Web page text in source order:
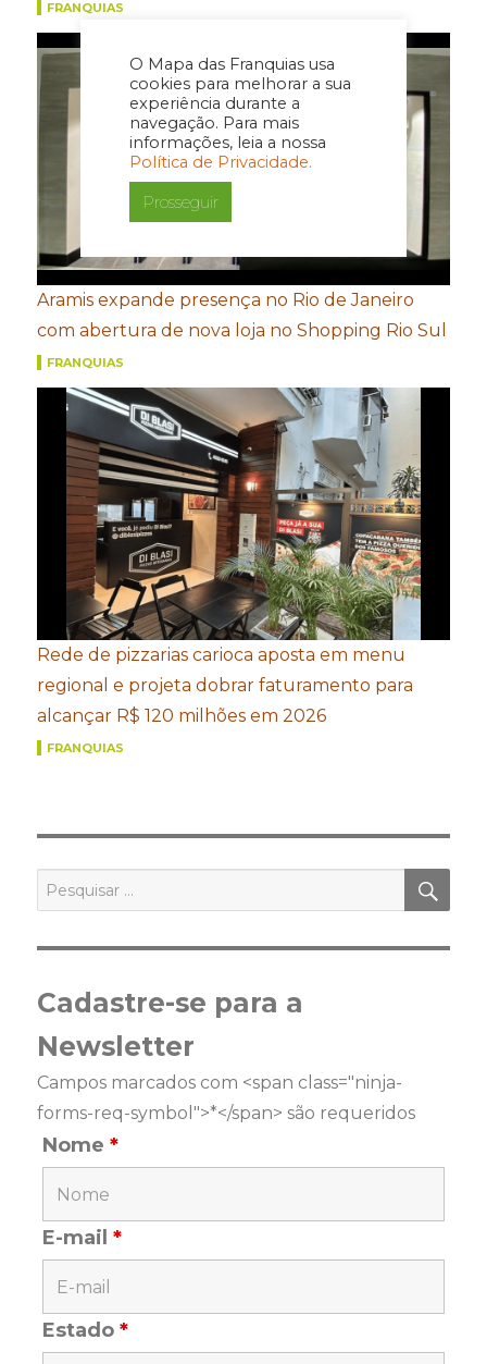
O Mapa das Franquias usa
cookies para melhorar a sua
experiência durante a
navegação. Para mais
informações, leia a nossa
Política de Privacidade.
Prosseguir
FRANQUIAS
Aramis expande presença no Rio de Janeiro
com abertura de nova loja no Shopping Rio Sul
FRANQUIAS
Rede de pizzarias carioca aposta em menu
regional e projeta dobrar faturamento para
alcançar R$ 120 milhões em 2026
FRANQUIAS
por:
Cadastre-se para a
Newsletter
Campos marcados com <span class="ninja-
forms-req-symbol">*</span> são requeridos
Nome*
E-mail*
Estado*